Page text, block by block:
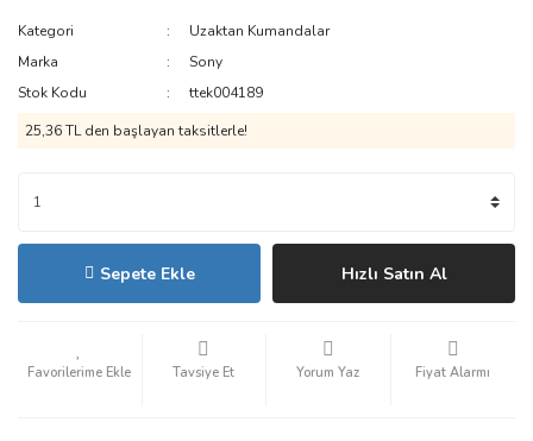
Kategori
Uzaktan Kumandalar
Marka
Sony
Stok Kodu
ttek004189
25,36 TL den başlayan taksitlerle!
Sepete Ekle Hızlı Satın Al
Tavsiye Et Yorum Yaz Fiyat Alarmı